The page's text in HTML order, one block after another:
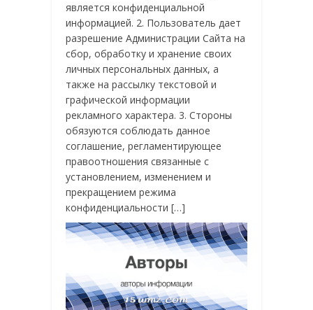
является конфиденциальной
информацией. 2. Пользователь дает
разрешение Администрации Сайта на
сбор, обработку и хранение своих
личных персональных данных, а
также на рассылку текстовой и
графической информации
рекламного характера. 3. Стороны
обязуются соблюдать данное
соглашение, регламентирующее
правоотношения связанные с
установлением, изменением и
прекращением режима
конфиденциальности […]